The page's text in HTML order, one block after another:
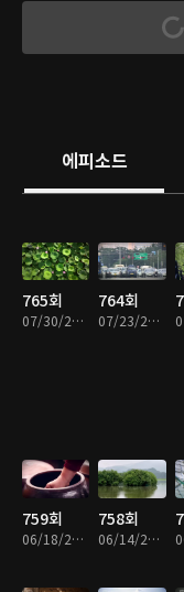
에피소드
765회
07/30/2026 • 49분
764회
07/23/2026 • 49분
759회
06/18/2026 • 49분
758회
06/14/2026 • 49분